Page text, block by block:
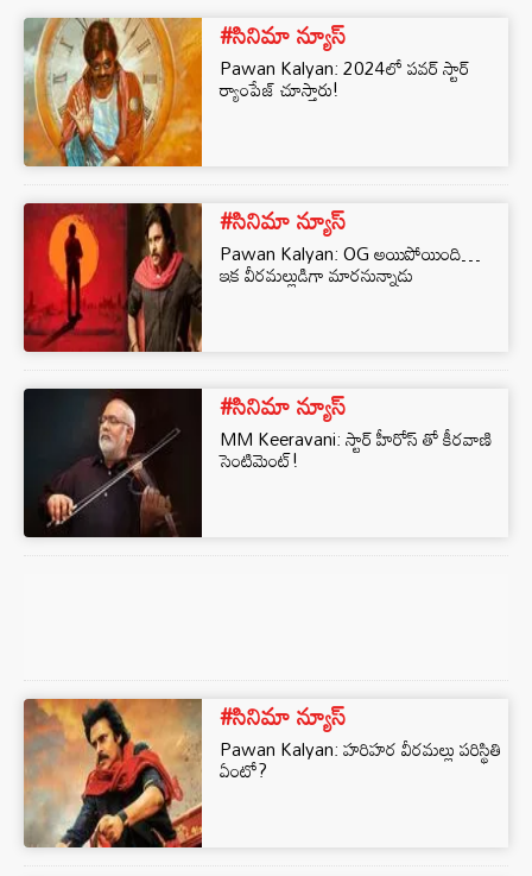
#సినిమా న్యూస్
Pawan Kalyan: 2024లో పవర్ స్టార్
ర్యాంపేజ్ చూస్తారు!
#సినిమా న్యూస్
Pawan Kalyan: OG అయిపోయింది…
ఇక వీరమల్లుడిగా మారనున్నాడు
#సినిమా న్యూస్
MM Keeravani: స్టార్ హీరోస్ తో కీరవాణి
సెంటిమెంట్!
#సినిమా న్యూస్
Pawan Kalyan: హరిహర వీరమల్లు పరిస్థితి
ఏంటో?